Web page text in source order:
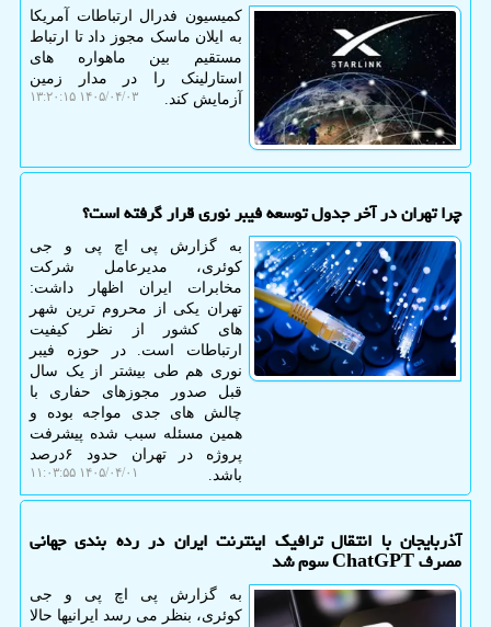
کمیسیون فدرال ارتباطات آمریکا
به ایلان ماسک مجوز داد تا ارتباط
مستقیم بین ماهواره های
استارلینک را در مدار زمین
آزمایش کند.
۱۴۰۵/۰۴/۰۳ ۱۳:۲۰:۱۵
چرا تهران در آخر جدول توسعه فیبر نوری قرار گرفته است؟
به گزارش پی اچ پی و جی
کوئری، مدیرعامل شرکت
مخابرات ایران اظهار داشت:
تهران یکی از محروم ترین شهر
های کشور از نظر کیفیت
ارتباطات است. در حوزه فیبر
نوری هم طی بیشتر از یک سال
قبل صدور مجوزهای حفاری با
چالش های جدی مواجه بوده و
همین مسئله سبب شده پیشرفت
پروژه در تهران حدود ۶درصد
باشد.
۱۴۰۵/۰۴/۰۱ ۱۱:۰۳:۵۵
آذربایجان با انتقال ترافیک اینترنت ایران در رده بندی جهانی
مصرف ChatGPT سوم شد
به گزارش پی اچ پی و جی
کوئری، بنظر می رسد ایرانیها حالا